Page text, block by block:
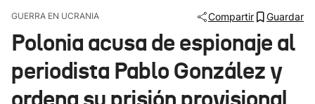
Ikusmiran
GUERRA EN UCRANIA Compartir Guardar
Polonia acusa de espionaje al
periodista Pablo González y